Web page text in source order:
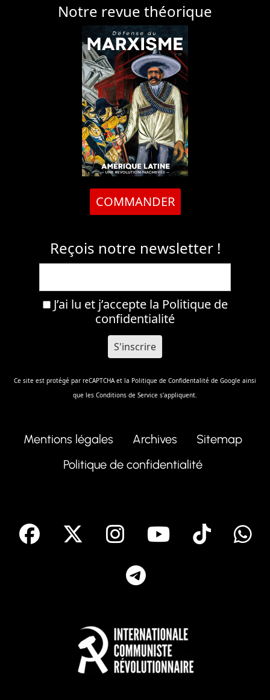
Notre revue théorique
COMMANDER
Reçois notre newsletter !
J’ai lu et j’accepte la Politique de
confidentialité
Ce site est protégé par reCAPTCHA et la Politique de Confidentalité de Google ainsi
que les Conditions de Service s'appliquent.
Mentions légales Archives
Sitemap
Politique de confidentialité
facebook Instagram
Youtube
Tik